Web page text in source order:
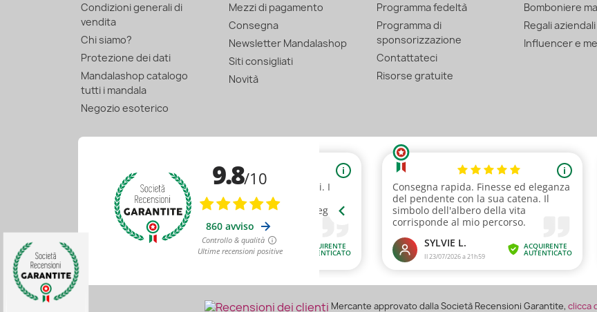
Condizioni generali di
vendita
Chi siamo?
Protezione dei dati
Mandalashop catalogo
tutti i mandala
Negozio esoterico
Mezzi di pagamento
Consegna
Newsletter Mandalashop
Siti consigliati
Novità
Programma fedeltà
Programma di
sponsorizzazione
Contattateci
Risorse gratuite
Bomboniere
Regali aziendali
Influencer e
Mercante approvato dalla Società Recensioni Garantite, clicca